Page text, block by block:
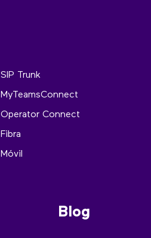
SIP Trunk
MyTeamsConnect
Operator Connect
Fibra
Móvil
Blog